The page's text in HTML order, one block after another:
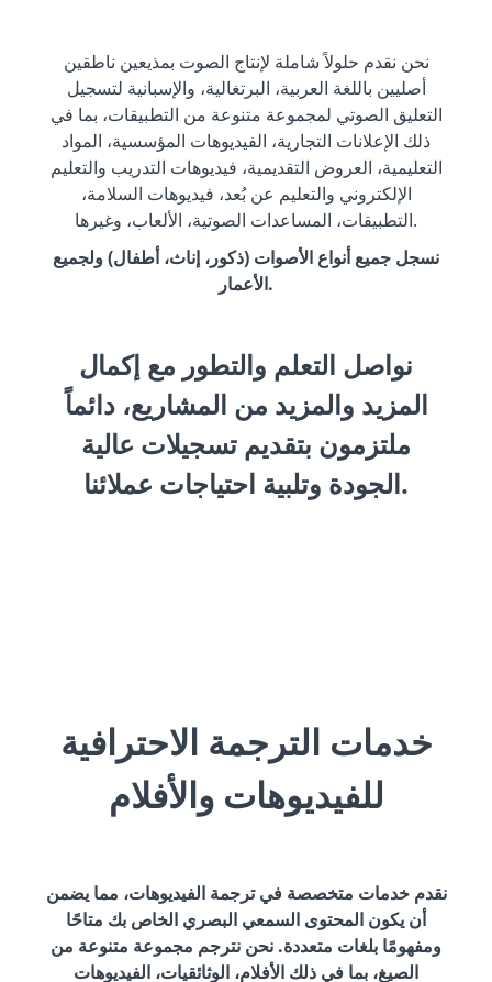
نحن نقدم حلولاً شاملة لإنتاج الصوت بمذيعين ناطقين
أصليين باللغة العربية، البرتغالية، والإسبانية لتسجيل
التعليق الصوتي لمجموعة متنوعة من التطبيقات، بما في
ذلك الإعلانات التجارية، الفيديوهات المؤسسية، المواد
التعليمية، العروض التقديمية، فيديوهات التدريب والتعليم
الإلكتروني والتعليم عن بُعد، فيديوهات السلامة،
التطبيقات، المساعدات الصوتية، الألعاب، وغيرها.
نسجل جميع أنواع الأصوات (ذكور، إناث، أطفال) ولجميع
الأعمار.
نواصل التعلم والتطور مع إكمال
المزيد والمزيد من المشاريع، دائماً
ملتزمون بتقديم تسجيلات عالية
الجودة وتلبية احتياجات عملائنا.
خدمات الترجمة الاحترافية
للفيديوهات والأفلام
نقدم خدمات متخصصة في ترجمة الفيديوهات، مما يضمن
أن يكون المحتوى السمعي البصري الخاص بك متاحًا
ومفهومًا بلغات متعددة. نحن نترجم مجموعة متنوعة من
الصيغ، بما في ذلك الأفلام، الوثائقيات، الفيديوهات